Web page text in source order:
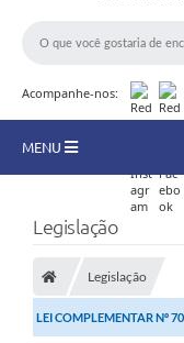
Acompanhe-nos:
MENU
Secretarias
Editais
Legislação
Legislação
LEI COMPLEMENTAR Nº